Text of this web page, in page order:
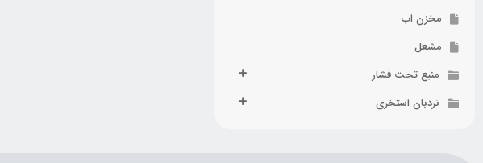
مخزن اب
مشعل
منبع تحت فشار
نردبان استخری